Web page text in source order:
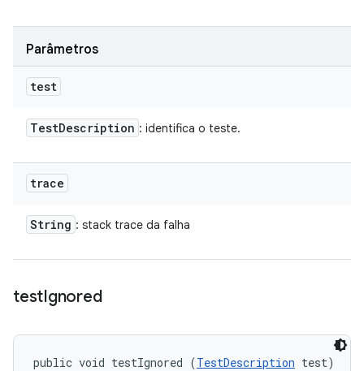
Parâmetros
test
TestDescription : identifica o teste.
trace
String : stack trace da falha
testIgnored
public void testIgnored (TestDescription test)